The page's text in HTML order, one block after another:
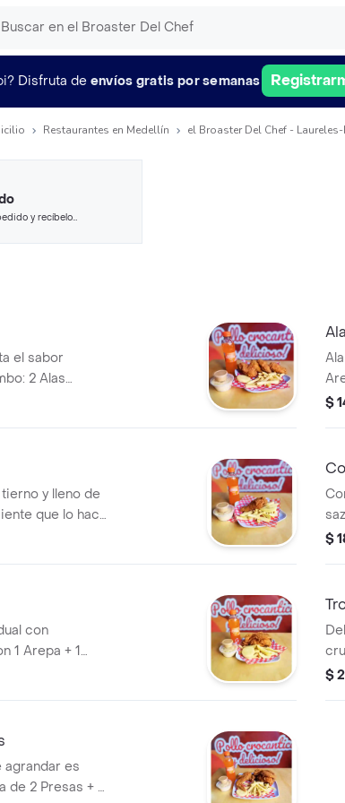
Disfruta de envíos gratis por semanas
Restaurantes en Medellín el Broaster Del Chef -
y recíbelo
el sabor
2 Alas
recién
La combinación
de
$
y lleno de
que lo hace
con 1 Arepa +
y
$
con
1 Arepa + 1
Salsa de la
$
agrandar es
de 2 Presas + 2